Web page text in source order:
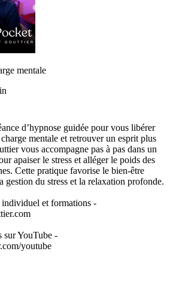
mentale
d’hypnose guidée pour vous libérer
mentale et retrouver un esprit plus
vous accompagne pas à pas dans un
apaiser le stress et alléger le poids des
Cette pratique favorise le bien-être
gestion du stress et la relaxation profonde.
et formations -
sur YouTube -
youtube